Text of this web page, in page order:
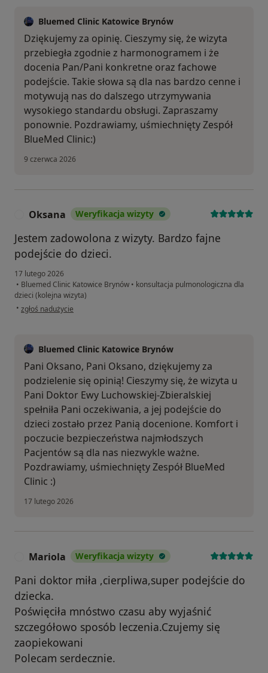
Bluemed Clinic Katowice Brynów
Dziękujemy za opinię. Cieszymy się, że wizyta
przebiegła zgodnie z harmonogramem i że
docenia Pan/Pani konkretne oraz fachowe
podejście. Takie słowa są dla nas bardzo cenne i
motywują nas do dalszego utrzymywania
wysokiego standardu obsługi. Zapraszamy
ponownie. Pozdrawiamy, uśmiechnięty Zespół
BlueMed Clinic:)
9 czerwca 2026
Oksana Weryfikacja wizyty
Jestem zadowolona z wizyty. Bardzo fajne
podejście do dzieci.
17 lutego 2026
• Bluemed Clinic Katowice Brynów • konsultacja pulmonologiczna dla
dzieci (kolejna wizyta)
• w opinii użytkownika Oksana
zgłoś nadużycie
Bluemed Clinic Katowice Brynów
Pani Oksano, Pani Oksano, dziękujemy za
podzielenie się opinią! Cieszymy się, że wizyta u
Pani Doktor Ewy Luchowskiej-Zbieralskiej
spełniła Pani oczekiwania, a jej podejście do
dzieci zostało przez Panią docenione. Komfort i
poczucie bezpieczeństwa najmłodszych
Pacjentów są dla nas niezwykle ważne.
Pozdrawiamy, uśmiechnięty Zespół BlueMed
Clinic :)
17 lutego 2026
Mariola Weryfikacja wizyty
Pani doktor miła ,cierpliwa,super podejście do
dziecka.
Poświęciła mnóstwo czasu aby wyjaśnić
szczegółowo sposób leczenia.Czujemy się
zaopiekowani
Polecam serdecznie.